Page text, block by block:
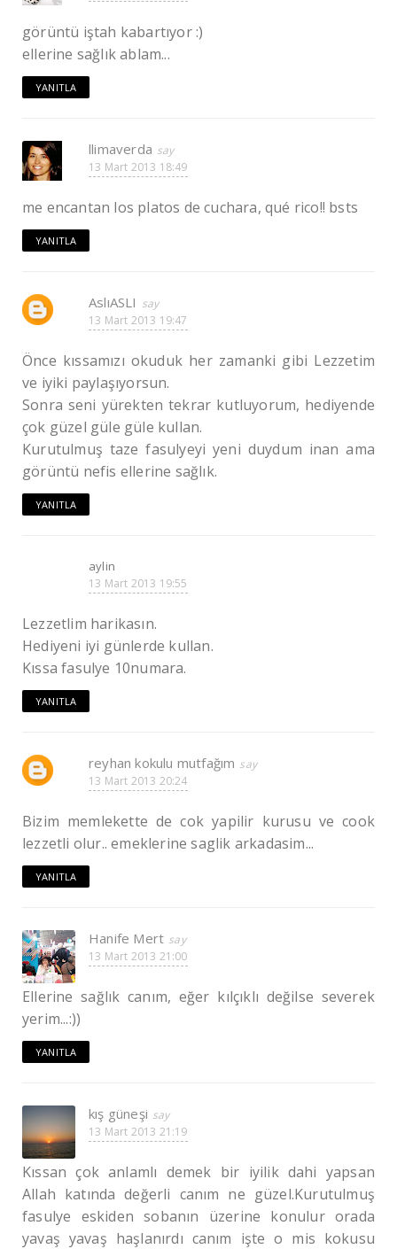
görüntü iştah kabartıyor :)
ellerine sağlık ablam...
YANITLA
llimaverda
13 Mart 2013 18:49
me encantan los platos de cuchara, qué rico!! bsts
YANITLA
AslıASLI
13 Mart 2013 19:47
Önce kıssamızı okuduk her zamanki gibi Lezzetim
ve iyiki paylaşıyorsun.
Sonra seni yürekten tekrar kutluyorum, hediyende
çok güzel güle güle kullan.
Kurutulmuş taze fasulyeyi yeni duydum inan ama
görüntü nefis ellerine sağlık.
YANITLA
aylin
13 Mart 2013 19:55
Lezzetlim harikasın.
Hediyeni iyi günlerde kullan.
Kıssa fasulye 10numara.
YANITLA
reyhan kokulu mutfağım
13 Mart 2013 20:24
Bizim memlekette de cok yapilir kurusu ve cook
lezzetli olur.. emeklerine saglik arkadasim...
YANITLA
Hanife Mert
13 Mart 2013 21:00
Ellerine sağlık canım, eğer kılçıklı değilse severek
yerim...:))
YANITLA
kış güneşi
13 Mart 2013 21:19
Kıssan çok anlamlı demek bir iyilik dahi yapsan
Allah katında değerli canım ne güzel.Kurutulmuş
fasulye eskiden sobanın üzerine konulur orada
yavaş yavaş haşlanırdı canım işte o mis kokusu